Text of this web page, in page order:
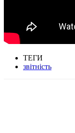
ТЕГИ
звітність